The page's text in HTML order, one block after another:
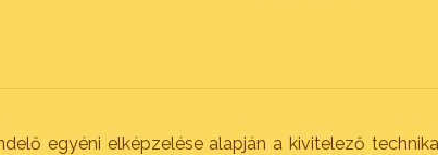
egyéni elképzelése alapján a kivitelező